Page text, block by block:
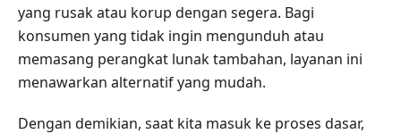
yang rusak atau korup dengan segera. Bagi
konsumen yang tidak ingin mengunduh atau
memasang perangkat lunak tambahan, layanan ini
menawarkan alternatif yang mudah.
Dengan demikian, saat kita masuk ke proses dasar,